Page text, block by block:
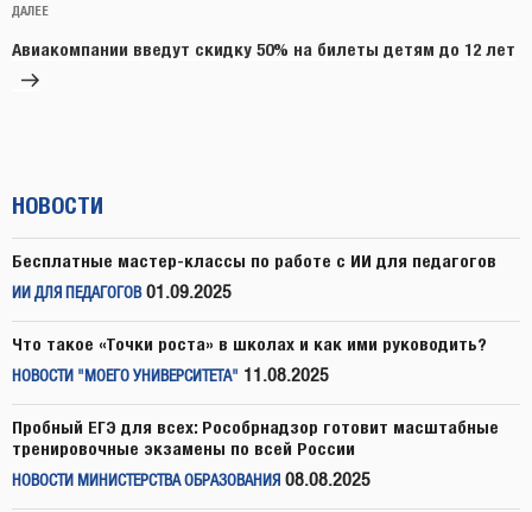
Следующая
запись
ДАЛЕЕ
Авиакомпании введут скидку 50% на билеты детям до 12 лет
НОВОСТИ
Бесплатные мастер-классы по работе с ИИ для педагогов
ИИ ДЛЯ ПЕДАГОГОВ 01.09.2025
Что такое «Точки роста» в школах и как ими руководить?
НОВОСТИ "МОЕГО УНИВЕРСИТЕТА" 11.08.2025
Пробный ЕГЭ для всех: Рособрнадзор готовит масштабные
тренировочные экзамены по всей России
НОВОСТИ МИНИСТЕРСТВА ОБРАЗОВАНИЯ 08.08.2025